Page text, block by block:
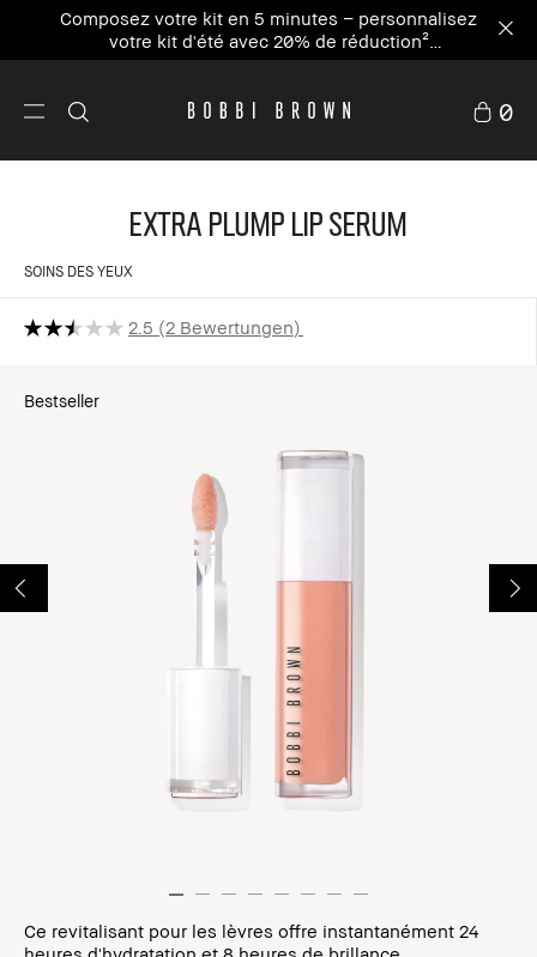
Composez votre kit en 5 minutes – personnalisez
votre kit d'été avec 20% de réduction²
Personnaliser maintenant
0
Extra Plump Lip Serum
SOINS DES YEUX
2.5 2 Bewertungen
Bestseller
Ce revitalisant pour les lèvres offre instantanément 24